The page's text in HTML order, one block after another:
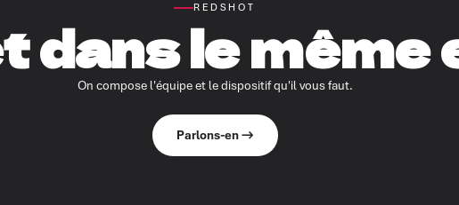
REDSHOT
dans le même
On compose l'équipe et le dispositif qu'il vous faut.
Parlons-en →